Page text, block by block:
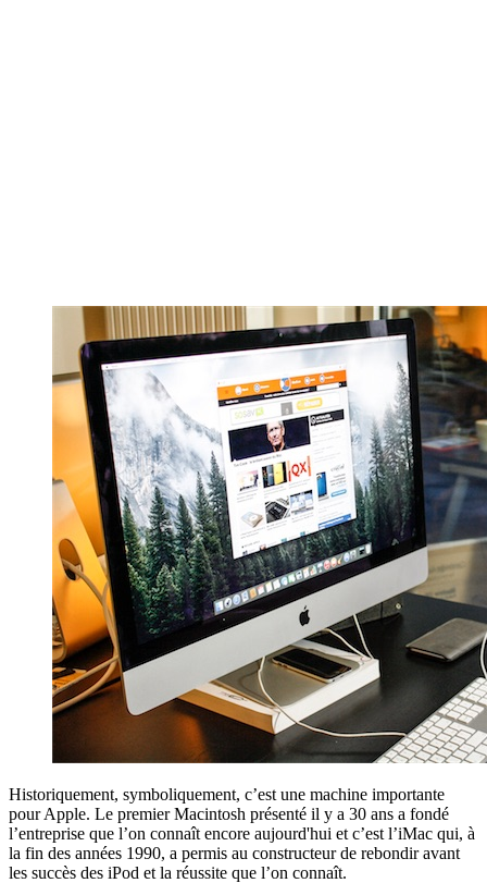
Historiquement, symboliquement, c’est une machine importante
pour Apple. Le premier Macintosh présenté il y a 30 ans a fondé
l’entreprise que l’on connaît encore aujourd'hui et c’est l’iMac qui, à
la fin des années 1990, a permis au constructeur de rebondir avant
les succès des iPod et la réussite que l’on connaît.